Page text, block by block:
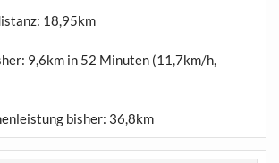
18,95km
9,6km in 52 Minuten (11,7km/h,
bisher: 36,8km